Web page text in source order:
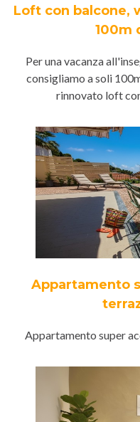
Loft con balcone,
100m
Per una vacanza
consigliamo a soli
rinnovato loft
Appartamento
Appartamento super